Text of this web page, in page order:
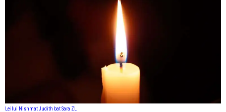
Leilui Nishmat Judith bat Sara ZL